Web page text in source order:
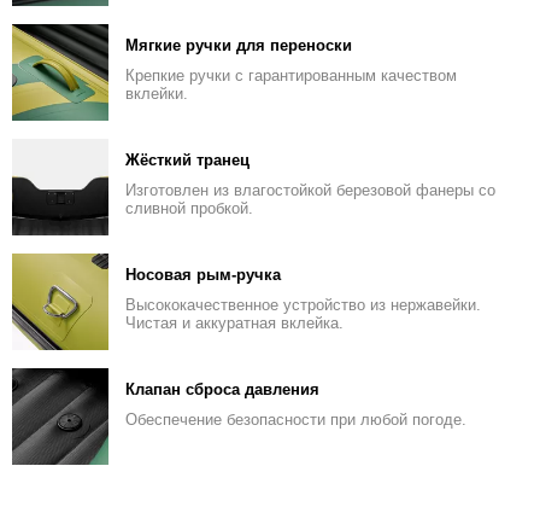
Мягкие ручки для переноски
Крепкие ручки с гарантированным качеством
вклейки.
Жёсткий транец
Изготовлен из влагостойкой березовой фанеры со
сливной пробкой.
Носовая рым-ручка
Высококачественное устройство из нержавейки.
Чистая и аккуратная вклейка.
Клапан сброса давления
Обеспечение безопасности при любой погоде.